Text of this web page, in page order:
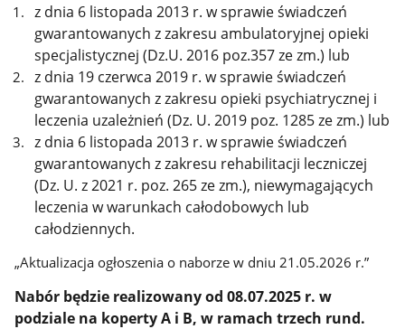
z dnia 6 listopada 2013 r. w sprawie świadczeń
gwarantowanych z zakresu ambulatoryjnej opieki
specjalistycznej (Dz.U. 2016 poz.357 ze zm.) lub
z dnia 19 czerwca 2019 r. w sprawie świadczeń
gwarantowanych z zakresu opieki psychiatrycznej i
leczenia uzależnień (Dz. U. 2019 poz. 1285 ze zm.) lub
z dnia 6 listopada 2013 r. w sprawie świadczeń
gwarantowanych z zakresu rehabilitacji leczniczej
(Dz. U. z 2021 r. poz. 265 ze zm.), niewymagających
leczenia w warunkach całodobowych lub
całodziennych.
„Aktualizacja ogłoszenia o naborze w dniu 21.05.2026 r.”
Nabór będzie realizowany od 08.07.2025 r. w
podziale na koperty A i B, w ramach trzech rund.